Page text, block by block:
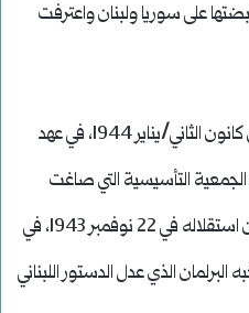
على سوريا ولبنان واعترفت
أعلنت سوريا استقلالها في الأول من كانون الثاني/يناير 1944، في عهد
الجمعية التأسيسية التي صاغت
دستوراً جديداً لسوريا. فيما أعلن لبنان استقلاله في 22 نوفمبر 1943، في
الذي عدل الدستور اللبناني